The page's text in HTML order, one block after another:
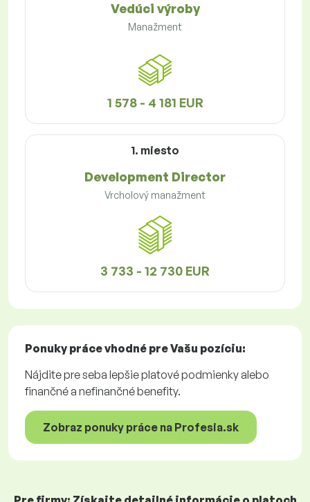
Vedúci výroby
Manažment
1 578 - 4 181 EUR
1. miesto
Development Director
Vrcholový manažment
3 733 - 12 730 EUR
Ponuky prácevhodné pre Vašu pozíciu:
Nájdite pre seba lepšie platové podmienky alebo
finančné a nefinančné benefity.
Zobraz ponuky práce na Profesia.sk